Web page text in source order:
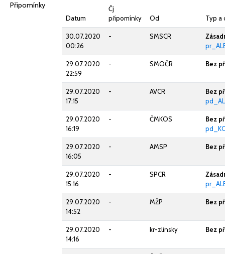
Připomínky
Datum
Čj
připomínky
Od Typ a
30.07.2020
00:26
- SMSCR
29.07.2020
22:59
- SMOČR Bez
29.07.2020
17:15
- AVCR
Bez
29.07.2020
16:19
- ČMKOS
Bez
29.07.2020
16:05
- AMSP Bez
29.07.2020
15:16
- SPCR
29.07.2020
14:52
- MŽP Bez
29.07.2020
14:16
- kr-zlinsky Bez